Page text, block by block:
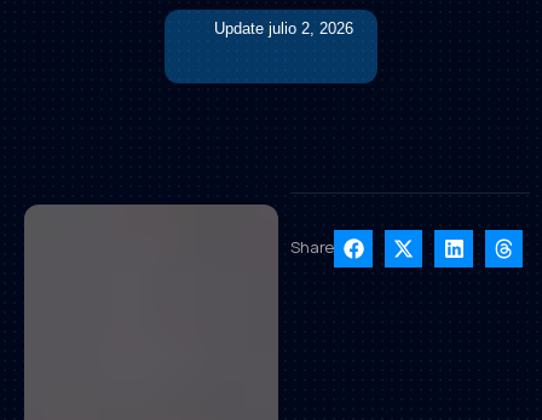
Update julio 2, 2026
Share